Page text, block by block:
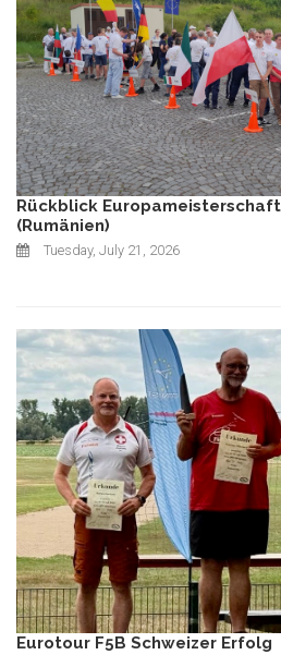
Rückblick Europameisterschaft
(Rumänien)
Tuesday, July 21, 2026
Eurotour F5B Schweizer Erfolg